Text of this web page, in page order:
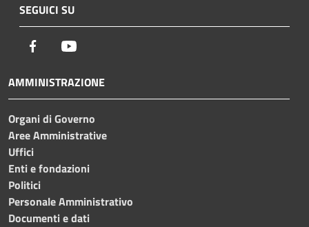
SEGUICI SU
Facebook
AMMINISTRAZIONE
Organi di Governo
Aree Amministrative
Uffici
Enti e fondazioni
Politici
Personale Amministrativo
Documenti e dati